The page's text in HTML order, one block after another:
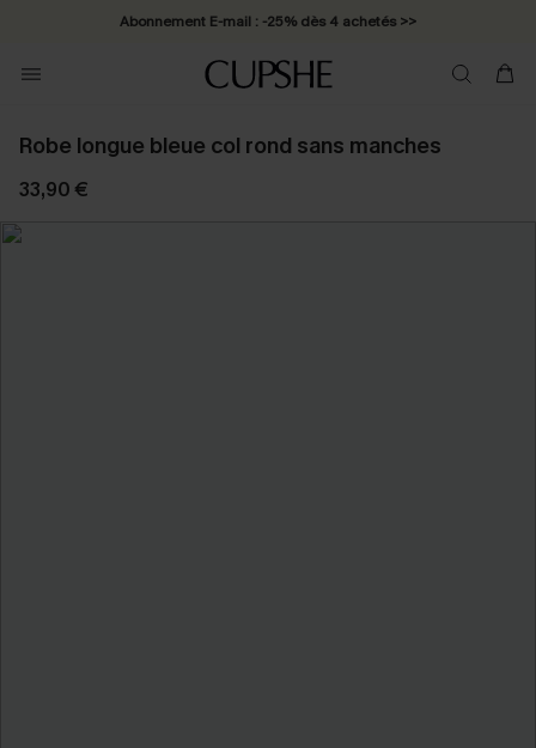
Abonnement E-mail : -25% dès 4 achetés >>
Robe longue bleue col rond sans manches
33,90 €